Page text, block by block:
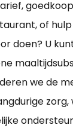
of
doen? U
we de
zorg,